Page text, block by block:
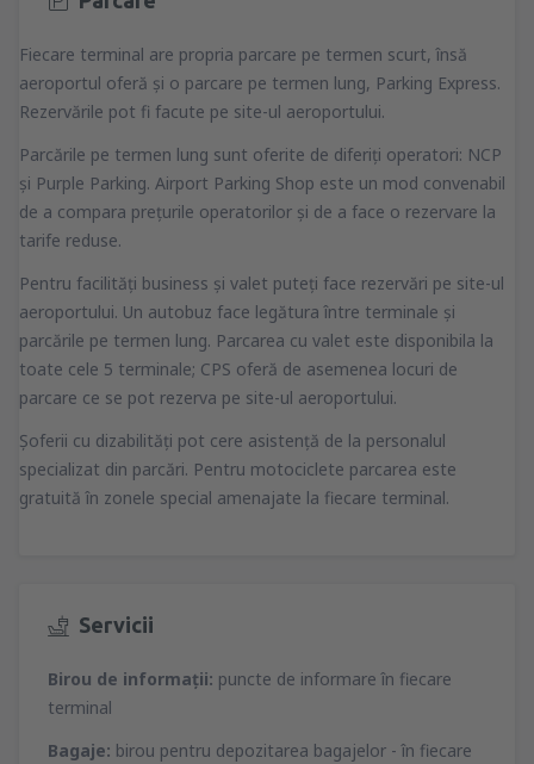
Fiecare terminal are propria parcare pe termen scurt, însă
aeroportul oferă şi o parcare pe termen lung, Parking Express.
Rezervările pot fi facute pe site-ul aeroportului.
Parcările pe termen lung sunt oferite de diferiţi operatori: NCP
şi Purple Parking. Airport Parking Shop este un mod convenabil
de a compara preţurile operatorilor şi de a face o rezervare la
tarife reduse.
Pentru facilităţi business şi valet puteţi face rezervări pe site-ul
aeroportului. Un autobuz face legătura între terminale şi
parcările pe termen lung. Parcarea cu valet este disponibila la
toate cele 5 terminale; CPS oferă de asemenea locuri de
parcare ce se pot rezerva pe site-ul aeroportului.
Şoferii cu dizabilităţi pot cere asistenţă de la personalul
specializat din parcări. Pentru motociclete parcarea este
gratuită în zonele special amenajate la fiecare terminal.
Servicii
Birou de informaţii: puncte de informare în fiecare
terminal
Bagaje: birou pentru depozitarea bagajelor - în fiecare